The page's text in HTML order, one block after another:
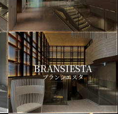
BRANSIESTA
ブランシエスタ